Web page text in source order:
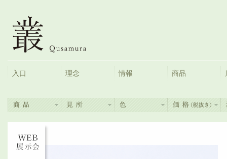
入口 理念 情報 商品